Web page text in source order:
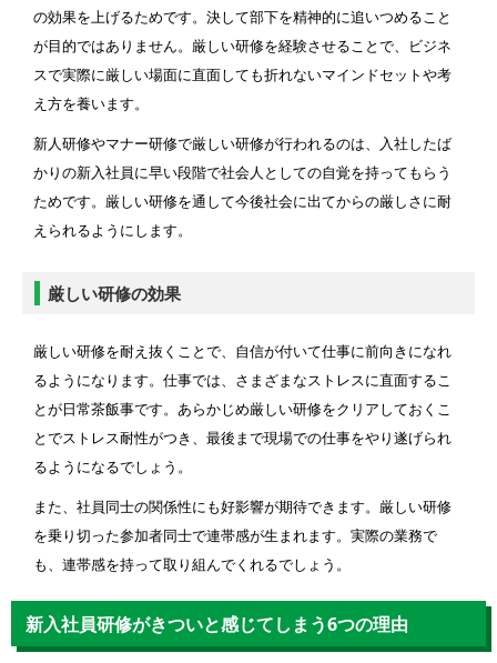
研修の指導が厳しい
監視されていると感じ緊張状態から抜けられない
人間関係がうまくいかない
研修の意味を見出せない
厳しい・きつい新人研修（新入社員研修）を行うリスク
研修に付いていけない、理解度の低下、早期離職
会社の評判が下がる
研修の目的やゴールのイメージを説明する
成功体験を積ませる
メンター制度を活用する
厳しい・きつい新人研修（新入社員研修）をする際の注意点
参加者の人格を否定しない
厳しさだけを感じさせる研修内容にしない
研修参加者のメンタルを追いつめない
新入社員が「研修がきつい」と訴えてきた場合の対応
厳しい研修は計画的に実施しよう
の効果を上げるためです。決して部下を精神的に追いつめること
が目的ではありません。厳しい研修を経験させることで、ビジネ
スで実際に厳しい場面に直面しても折れないマインドセットや考
え方を養います。
新人研修やマナー研修で厳しい研修が行われるのは、入社したば
かりの新入社員に早い段階で社会人としての自覚を持ってもらう
ためです。厳しい研修を通して今後社会に出てからの厳しさに耐
えられるようにします。
厳しい研修の効果
厳しい研修を耐え抜くことで、自信が付いて仕事に前向きになれ
るようになります。仕事では、さまざまなストレスに直面するこ
とが日常茶飯事です。あらかじめ厳しい研修をクリアしておくこ
とでストレス耐性がつき、最後まで現場での仕事をやり遂げられ
るようになるでしょう。
また、社員同士の関係性にも好影響が期待できます。厳しい研修
を乗り切った参加者同士で連帯感が生まれます。実際の業務で
も、連帯感を持って取り組んでくれるでしょう。
新入社員研修がきついと感じてしまう6つの理由